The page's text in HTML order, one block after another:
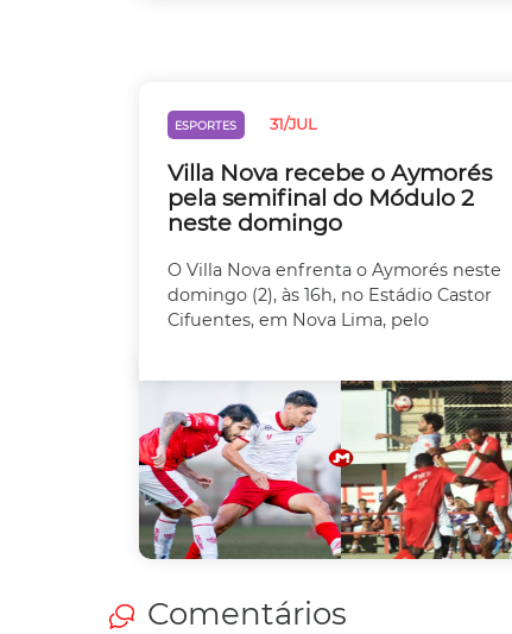
ESPORTES 31/JUL
Villa Nova recebe o Aymorés
pela semifinal do Módulo 2
neste domingo
O Villa Nova enfrenta o Aymorés neste
domingo (2), às 16h, no Estádio Castor
Cifuentes, em Nova Lima, pelo
Comentários